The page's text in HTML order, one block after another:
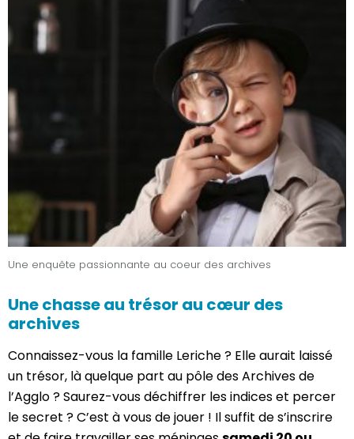
Une enquête passionnante au coeur des archives
Une chasse au trésor au cœur des
archives
Connaissez-vous la famille Leriche ? Elle aurait laissé
un trésor, là quelque part au pôle des Archives de
l’Agglo ? Saurez-vous déchiffrer les indices et percer
le secret ? C’est à vous de jouer ! Il suffit de s’inscrire